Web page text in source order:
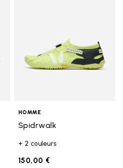
HOMME
Spidrwalk
+ 2 couleurs
150,00 €